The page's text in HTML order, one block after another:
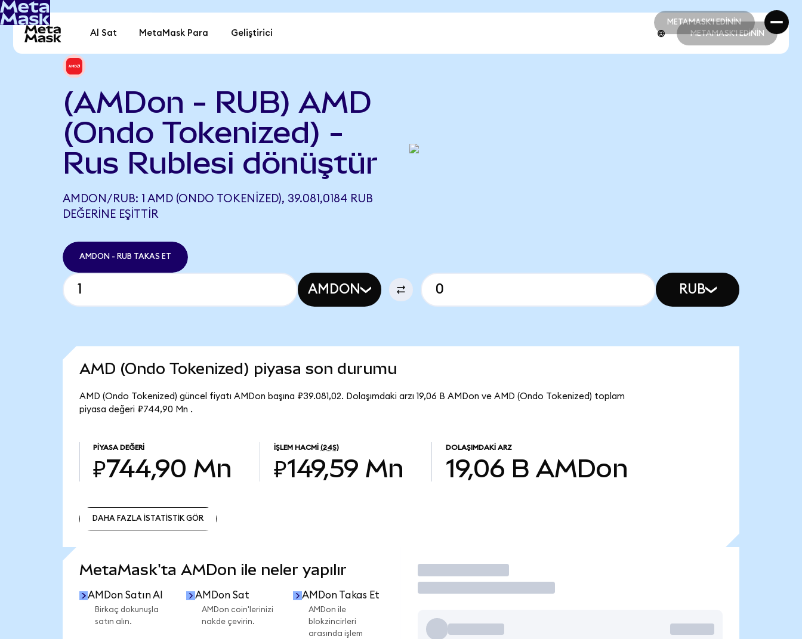
METAMASK'I EDİNİN
METAMASK'I EDİNİN
Al Sat MetaMask Para Geliştirici METAMASK'I EDİNİN
(AMDon - RUB) AMD
(Ondo Tokenized) -
Rus Rublesi dönüştür
AMDON/RUB: 1 AMD (ONDO TOKENIZED), 39.081,0184 RUB
DEĞERINE EŞITTIR
AMDON - RUB TAKAS ET
AMDON RUB
AMD (Ondo Tokenized) piyasa son durumu
AMD (Ondo Tokenized) güncel fiyatı AMDon başına ₽39.081,02. Dolaşımdaki arzı 19,06 B AMDon ve AMD (Ondo Tokenized) toplam
piyasa değeri ₽744,90 Mn .
PIYASA DEĞERI
₽744,90 Mn
İŞLEM HACMI (24S)
₽149,59 Mn
DOLAŞIMDAKI ARZ
19,06 B AMDon
DAHA FAZLA İSTATİSTİK GÖR
MetaMask'ta AMDon ile neler yapılır
AMDon Satın Al
Birkaç dokunuşla
satın alın.
AMDon Sat
AMDon coin'lerinizi
nakde çevirin.
AMDon Takas Et
AMDon ile
blokzincirleri
arasında işlem
İşlem Yap